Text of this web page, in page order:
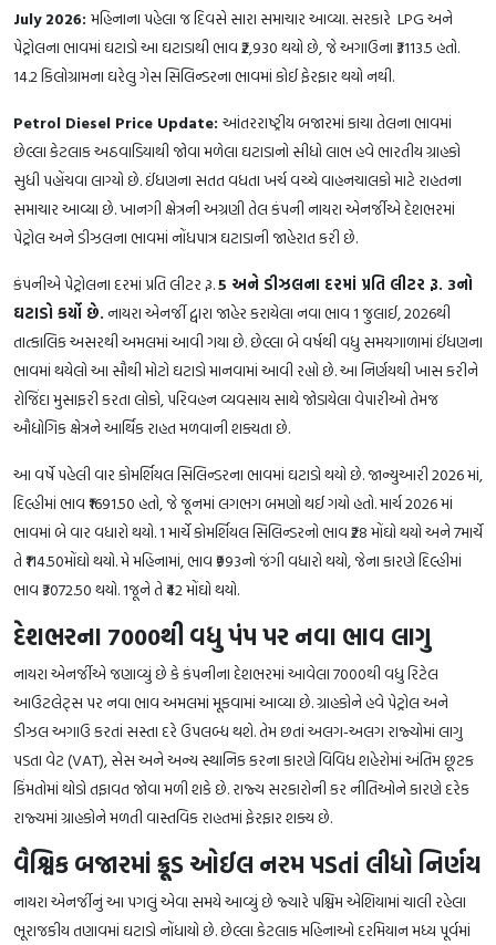
July 2026: મહિનાના પહેલા જ દિવસે સારા સમાચાર આવ્યા. સરકારે LPG અને
પેટ્રોલના ભાવમાં ઘટાડો આ ઘટાડાથી ભાવ ₹2,930 થયો છે, જે અગાઉના ₹3113.5 હતો.
14.2 કિલોગ્રામના ઘરેલુ ગેસ સિલિન્ડરના ભાવમાં કોઈ ફેરફાર થયો નથી.
Petrol Diesel Price Update: આંતરરાષ્ટ્રીય બજારમાં કાચા તેલના ભાવમાં
છેલ્લા કેટલાક અઠવાડિયાથી જોવા મળેલા ઘટાડાનો સીધો લાભ હવે ભારતીય ગ્રાહકો
સુધી પહોંચવા લાગ્યો છે. ઈંધણના સતત વધતા ખર્ચ વચ્ચે વાહનચાલકો માટે રાહતના
સમાચાર આવ્યા છે. ખાનગી ક્ષેત્રની અગ્રણી તેલ કંપની નાયરા એનર્જીએ દેશભરમાં
પેટ્રોલ અને ડીઝલના ભાવમાં નોંધપાત્ર ઘટાડાની જાહેરાત કરી છે.
કંપનીએ પેટ્રોલના દરમાં પ્રતિ લીટર રૂ.5 અને ડીઝલના દરમાં પ્રતિ લીટર રૂ. 3નો
ઘટાડો કર્યો છે.નાયરા એનર્જી દ્વારા જાહેર કરાયેલા નવા ભાવ 1 જુલાઈ, 2026થી
તાત્કાલિક અસરથી અમલમાં આવી ગયા છે. છેલ્લા બે વર્ષથી વધુ સમયગાળામાં ઈંધણના
ભાવમાં થયેલો આ સૌથી મોટો ઘટાડો માનવામાં આવી રહ્યો છે. આ નિર્ણયથી ખાસ કરીને
રોજિંદા મુસાફરી કરતા લોકો, પરિવહન વ્યવસાય સાથે જોડાયેલા વેપારીઓ તેમજ
ઔદ્યોગિક ક્ષેત્રને આર્થિક રાહત મળવાની શક્યતા છે.
આ વર્ષે પહેલી વાર કોમર્શિયલ સિલિન્ડરના ભાવમાં ઘટાડો થયો છે. જાન્યુઆરી 2026 માં,
દિલ્હીમાં ભાવ ₹1691.50 હતો, જે જૂનમાં લગભગ બમણો થઈ ગયો હતો. માર્ચ 2026 માં
ભાવમાં બે વાર વધારો થયો. 1 માર્ચે કોમર્શિયલ સિલિન્ડરનો ભાવ ₹28 મોંઘો થયો અને 7માર્ચે
તે ₹114.50મોંઘો થયો. મે મહિનામાં, ભાવ ₹993નો જંગી વધારો થયો, જેના કારણે દિલ્હીમાં
ભાવ ₹3072.50 થયો. 1જૂને તે ₹42 મોંઘો થયો.
દેશભરના 7000થી વધુ પંપ પર નવા ભાવ લાગુ
નાયરા એનર્જીએ જણાવ્યું છે કે કંપનીના દેશભરમાં આવેલા 7000થી વધુ રિટેલ
આઉટલેટ્સ પર નવા ભાવ અમલમાં મૂકવામાં આવ્યા છે. ગ્રાહકોને હવે પેટ્રોલ અને
ડીઝલ અગાઉ કરતાં સસ્તા દરે ઉપલબ્ધ થશે. તેમ છતાં અલગ-અલગ રાજ્યોમાં લાગુ
પડતા વેટ (VAT), સેસ અને અન્ય સ્થાનિક કરના કારણે વિવિધ શહેરોમાં અંતિમ છૂટક
કિંમતોમાં થોડો તફાવત જોવા મળી શકે છે. રાજ્ય સરકારોની કર નીતિઓને કારણે દરેક
રાજ્યમાં ગ્રાહકોને મળતી વાસ્તવિક રાહતમાં ફેરફાર શક્ય છે.
વૈશ્વિક બજારમાં ક્રૂડ ઓઈલ નરમ પડતાં લીધો નિર્ણય
નાયરા એનર્જીનું આ પગલું એવા સમયે આવ્યું છે જ્યારે પશ્ચિમ એશિયામાં ચાલી રહેલા
ભૂરાજકીય તણાવમાં ઘટાડો નોંધાયો છે. છેલ્લા કેટલાક મહિનાઓ દરમિયાન મધ્ય પૂર્વમાં